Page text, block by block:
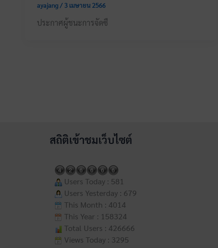
ayajang/ 3 เมษายน 2566
ประกาศผู้ชนะการจัดซื
สถิติเข้าชมเว็บไซต์
Users Today : 581
Users Yesterday : 679
This Month : 4014
This Year : 158324
Total Users : 426666
Views Today : 3295